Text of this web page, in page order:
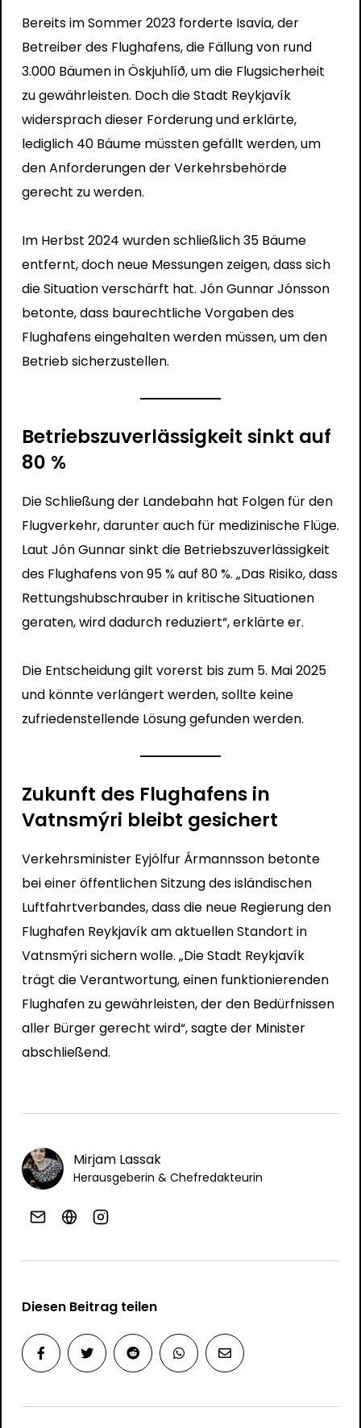
Bereits im Sommer 2023 forderte Isavia, der
Betreiber des Flughafens, die Fällung von rund
3.000 Bäumen in Öskjuhlíð, um die Flugsicherheit
zu gewährleisten. Doch die Stadt Reykjavík
widersprach dieser Forderung und erklärte,
lediglich 40 Bäume müssten gefällt werden, um
den Anforderungen der Verkehrsbehörde
gerecht zu werden.
Im Herbst 2024 wurden schließlich 35 Bäume
entfernt, doch neue Messungen zeigen, dass sich
die Situation verschärft hat. Jón Gunnar Jónsson
betonte, dass baurechtliche Vorgaben des
Flughafens eingehalten werden müssen, um den
Betrieb sicherzustellen.
Betriebszuverlässigkeit sinkt auf
80 %
Die Schließung der Landebahn hat Folgen für den
Flugverkehr, darunter auch für medizinische Flüge.
Laut Jón Gunnar sinkt die Betriebszuverlässigkeit
des Flughafens von 95 % auf 80 %. „Das Risiko, dass
Rettungshubschrauber in kritische Situationen
geraten, wird dadurch reduziert“, erklärte er.
Die Entscheidung gilt vorerst bis zum 5. Mai 2025
und könnte verlängert werden, sollte keine
zufriedenstellende Lösung gefunden werden.
Zukunft des Flughafens in
Vatnsmýri bleibt gesichert
Verkehrsminister Eyjólfur Ármannsson betonte
bei einer öffentlichen Sitzung des isländischen
Luftfahrtverbandes, dass die neue Regierung den
Flughafen Reykjavík am aktuellen Standort in
Vatnsmýri sichern wolle. „Die Stadt Reykjavík
trägt die Verantwortung, einen funktionierenden
Flughafen zu gewährleisten, der den Bedürfnissen
aller Bürger gerecht wird“, sagte der Minister
abschließend.
Mirjam Lassak
Herausgeberin & Chefredakteurin
Diesen Beitrag teilen